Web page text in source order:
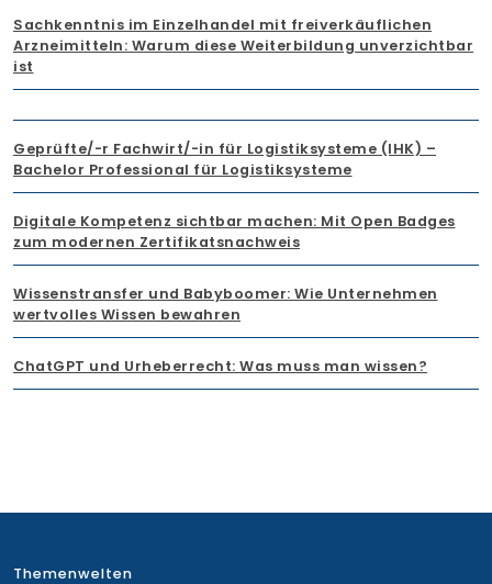
Sachkenntnis im Einzelhandel mit freiverkäuflichen
Arzneimitteln: Warum diese Weiterbildung unverzichtbar
ist
Geprüfte/-r Fachwirt/-in für Logistiksysteme (IHK) –
Bachelor Professional für Logistiksysteme
Digitale Kompetenz sichtbar machen: Mit Open Badges
zum modernen Zertifikatsnachweis
Wissenstransfer und Babyboomer: Wie Unternehmen
wertvolles Wissen bewahren
ChatGPT und Urheberrecht: Was muss man wissen?
Themenwelten